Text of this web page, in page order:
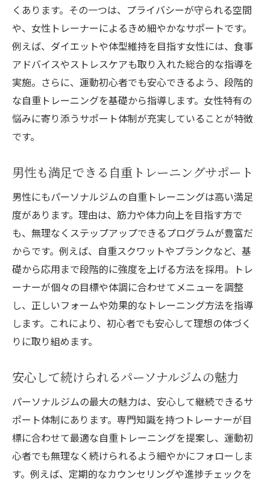
くあります。その一つは、プライバシーが守られる空間
や、女性トレーナーによるきめ細やかなサポートです。
例えば、ダイエットや体型維持を目指す女性には、食事
アドバイスやストレスケアも取り入れた総合的な指導を
実施。さらに、運動初心者でも安心できるよう、段階的
な自重トレーニングを基礎から指導します。女性特有の
悩みに寄り添うサポート体制が充実していることが特徴
です。
男性も満足できる自重トレーニングサポート
男性にもパーソナルジムの自重トレーニングは高い満足
度があります。理由は、筋力や体力向上を目指す方で
も、無理なくステップアップできるプログラムが豊富だ
からです。例えば、自重スクワットやプランクなど、基
礎から応用まで段階的に強度を上げる方法を採用。トレ
ーナーが個々の目標や体調に合わせてメニューを調整
し、正しいフォームや効果的なトレーニング方法を指導
します。これにより、初心者でも安心して理想の体づく
りに取り組めます。
安心して続けられるパーソナルジムの魅力
パーソナルジムの最大の魅力は、安心して継続できるサ
ポート体制にあります。専門知識を持つトレーナーが目
標に合わせて最適な自重トレーニングを提案し、運動初
心者でも無理なく続けられるよう細やかにフォローしま
す。例えば、定期的なカウンセリングや進捗チェックを